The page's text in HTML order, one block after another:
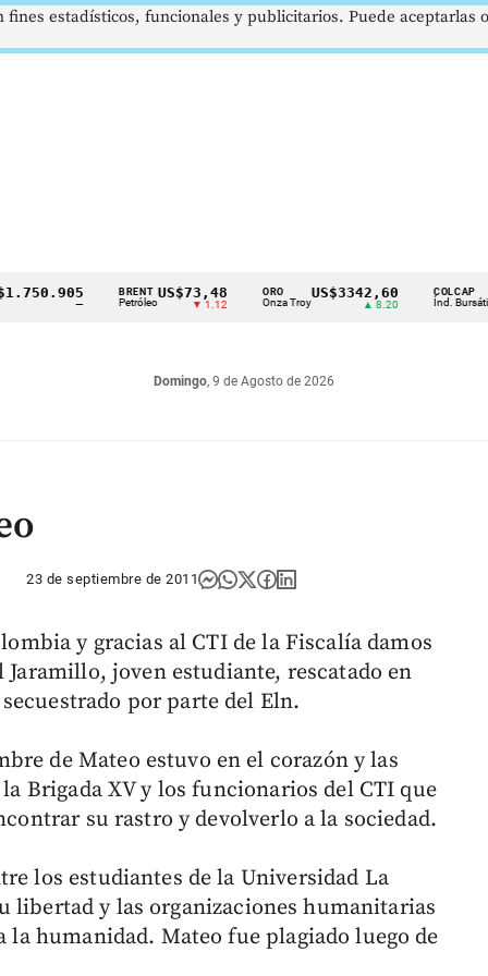
BRENT
Petróleo
US$73,48
▼ 1.12 Onza Troy
US$3342,60
▲ 8.20
COLCAP
Índ. Bursátil
Domingo, 9 de Agosto de 2026
23 de septiembre de 2011
y gracias al CTI de la Fiscalía damos
joven estudiante, rescatado en
por parte del Eln.
de Mateo estuvo en el corazón y las
Brigada XV y los funcionarios del CTI que
su rastro y devolverlo a la sociedad.
los estudiantes de la Universidad La
libertad y las organizaciones humanitarias
humanidad. Mateo fue plagiado luego de
estadísticos, funcionales y publicitarios. Puede aceptarlas